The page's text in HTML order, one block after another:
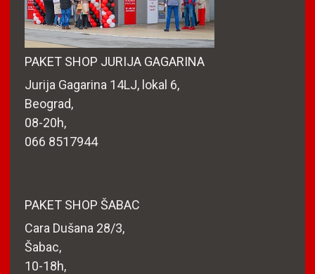
PAKET SHOP JURIJA GAGARINA
Jurija Gagarina 14LJ, lokal 6,
Beograd,
08-20h,
066 8517944
PAKET SHOP ŠABAC
Cara Dušana 28/3,
Šabac,
10-18h,